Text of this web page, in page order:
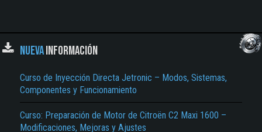
NUEVAINFORMACIÓN
Curso de Inyección Directa Jetronic – Modos, Sistemas,
Componentes y Funcionamiento
Curso: Preparación de Motor de Citroën C2 Maxi 1600 –
Modificaciones, Mejoras y Ajustes